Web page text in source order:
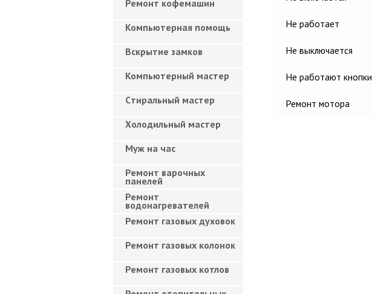
Не работает
Не выключается
Не работают кнопки
Ремонт мотора
Ремонт кофемашин
Компьютерная помощь
Вскрытие замков
Компьютерный мастер
Cтиральный мастер
Холодильный мастер
Муж на час
Ремонт варочных
панелей
Ремонт
водонагревателей
Ремонт газовых духовок
Ремонт газовых колонок
Ремонт газовых котлов